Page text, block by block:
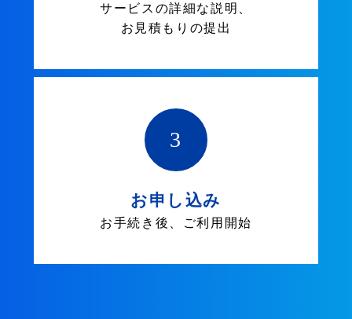
サービスの詳細な説明、
お見積もりの提出
3
お申し込み
お手続き後、ご利用開始